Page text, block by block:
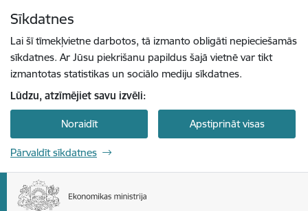
Sīkdatnes
Lai šī tīmekļvietne darbotos, tā izmanto obligāti nepieciešamās
sīkdatnes. Ar Jūsu piekrišanu papildus šajā vietnē var tikt
izmantotas statistikas un sociālo mediju sīkdatnes.
Lūdzu, atzīmējiet savu izvēli:
Noraidīt Apstiprināt visas
Pārvaldīt sīkdatnes